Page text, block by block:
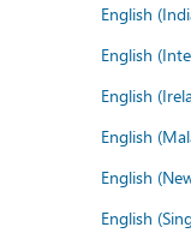
English
English
English
English
English
English